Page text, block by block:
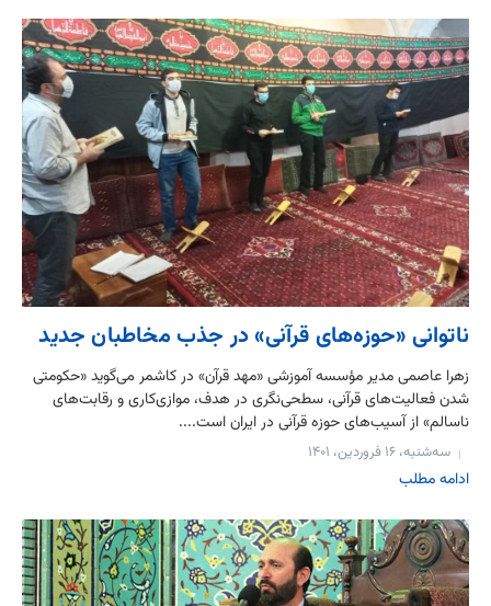
ناتوانی «حوزه‌های قرآنی» در جذب مخاطبان جدید
زهرا عاصمی مدیر مؤسسه آموزشی «مهد قرآن» در کاشمر می‌گوید «حکومتی
شدن فعالیت‌های قرآنی، سطحی‌نگری در هدف، موازی‌کاری و رقابت‌های
ناسالم» از آسیب‌های حوزه قرآنی در ایران است....
سه‌شنبه، ۱۶ فروردین، ۱۴۰۱
ادامه مطلب